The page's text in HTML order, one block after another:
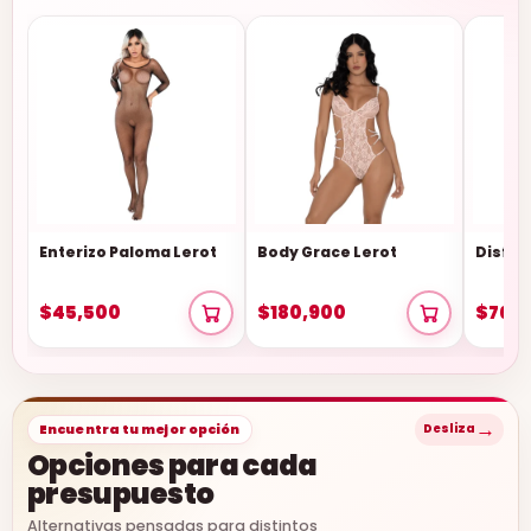
Enterizo Paloma Lerot
$45,500
Body Grace Lerot
$180,900
Encuentra tu mejor opción
Opciones para cada
presupuesto
Alternativas pensadas para distintos
Desliza →